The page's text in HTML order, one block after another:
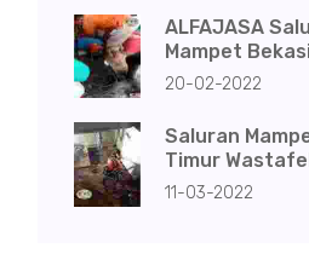
ALFAJASA
Mampet
20-02-2022
Saluran
Timur
11-03-2022